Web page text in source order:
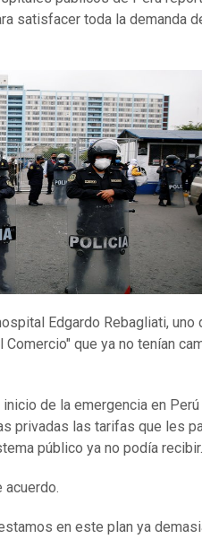
satisfacer toda la demanda
Edgardo Rebagliati, uno
que ya no tenían
de la emergencia en Perú
privadas las tarifas que les
público ya no podía recibir.
acuerdo.
en este plan ya